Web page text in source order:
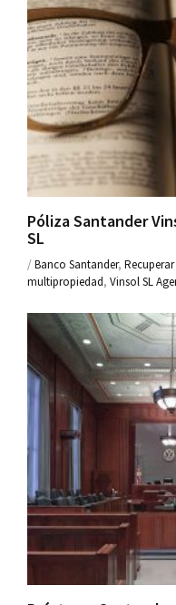
Póliza Santander
SL
/Banco Santander,
multipropiedad, Vinsol SL